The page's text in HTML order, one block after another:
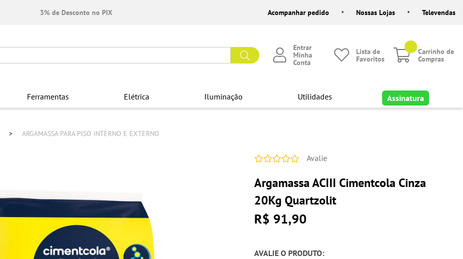
3% de Desconto no PIX Acompanhar pedido Nossas Lojas Televendas
Entrar
Minha
Conta
Lista de
Favoritos
Carrinho de
Compras
Ferramentas Elétrica Iluminação Utilidades Assinatura
ARGAMASSA PARA PISO INTERNO E EXTERNO
Avalie
Argamassa ACIII Cimentcola Cinza
20Kg Quartzolit
R$ 91,90
AVALIE O PRODUTO: